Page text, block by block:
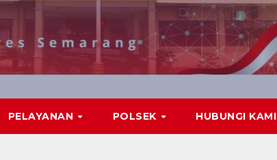
PELAYANAN POLSEK HUBUNGI KAMI